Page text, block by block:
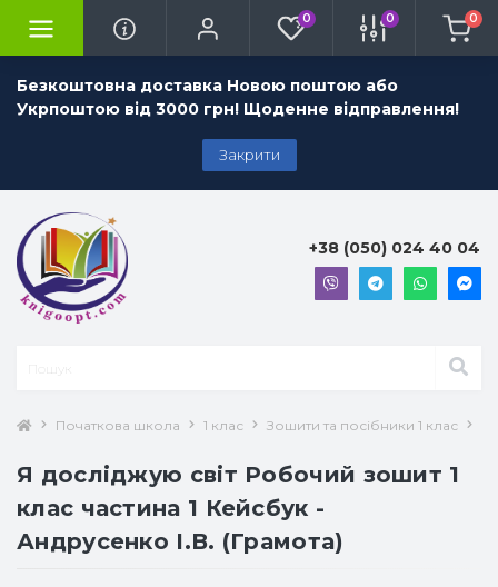
Безкоштовна доставка Новою поштою або
Укрпоштою від 3000 грн! Щоденне відправлення!
Закрити
0 0 0
+38 (050) 024 40 04
Початкова школа 1 клас Зошити та посібники 1 клас
Я досліджую світ Робочий зошит 1
клас частина 1 Кейсбук -
Андрусенко І.В. (Грамота)